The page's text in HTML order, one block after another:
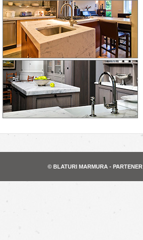
© BLATURI MARMURA - PARTENER